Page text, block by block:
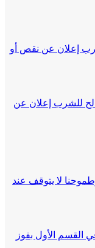
إعلان عن نقص أو
للشرب إعلان عن
لا يتوقف عند
القسم الأول بفوز